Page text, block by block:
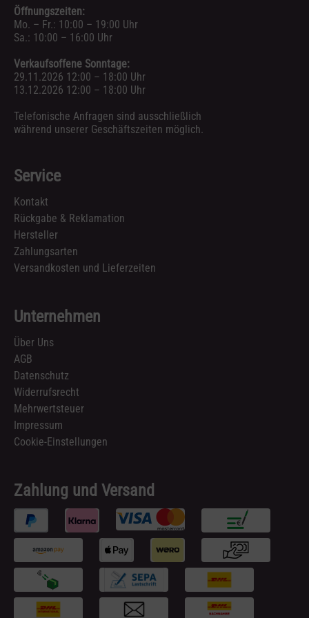
Öffnungszeiten:
Mo. – Fr.: 10:00 – 19:00 Uhr
Sa.: 10:00 – 16:00 Uhr
Verkaufsoffene Sonntage:
29.11.2026 12:00 – 18:00 Uhr
13.12.2026 12:00 – 18:00 Uhr
Telefonische Anfragen sind ausschließlich
während unserer Geschäftszeiten möglich.
Service
Kontakt
Rückgabe & Reklamation
Hersteller
Zahlungsarten
Versandkosten und Lieferzeiten
Unternehmen
Über Uns
AGB
Datenschutz
Widerrufsrecht
Mehrwertsteuer
Impressum
Cookie-Einstellungen
Zahlung und Versand